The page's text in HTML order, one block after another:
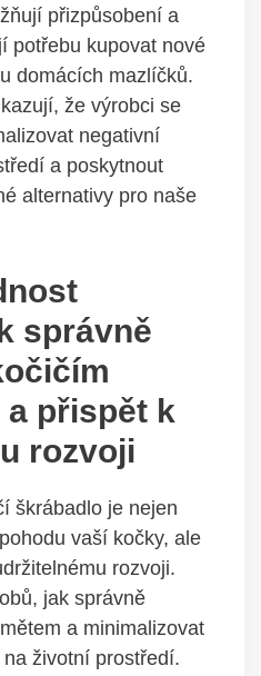
přizpůsobení a
potřebu kupovat nové
domácích mazlíčků.
že výrobci se
negativní
a poskytnout
alternativy pro naše
správně
přispět k
rozvoji
škrábadlo je nejen
vaší kočky, ale
rozvoji.
jak správně
a minimalizovat
životní prostředí.